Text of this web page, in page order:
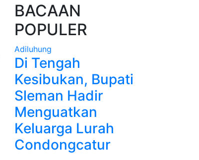
BACAAN
POPULER
Adiluhung
Di Tengah
Kesibukan, Bupati
Sleman Hadir
Menguatkan
Keluarga Lurah
Condongcatur